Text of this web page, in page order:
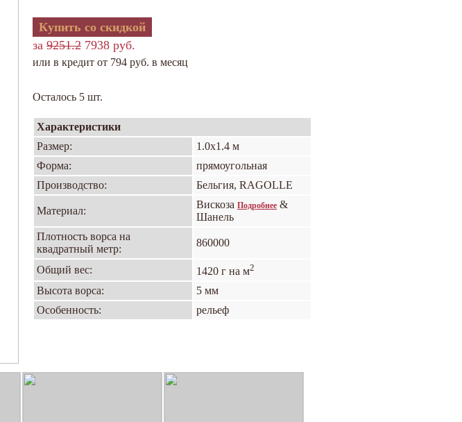
Купить со скидкой
за 9251.2 7938 руб.
или в кредит от 794 руб. в месяц
Осталось 5 шт.
Характеристики
Размер:
1.0х1.4 м
Форма:
прямоугольная
Производство:
Бельгия, RAGOLLE
Материал:
Вискоза Подробнее &
Шанель
Плотность ворса на
квадратный метр:
860000
Общий вес: 1420 г на м2
Высота ворса:
5 мм
Особенность:
рельеф